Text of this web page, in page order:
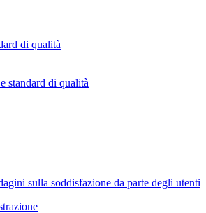
di qualità
standard di qualità
sulla soddisfazione da parte degli utenti